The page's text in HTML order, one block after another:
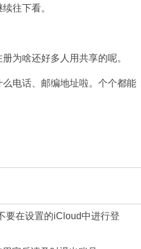
往下看。
为啥还好多人用共享的呢。
电话、邮编地址啦。个个都能
要在设置的iCloud中进行登